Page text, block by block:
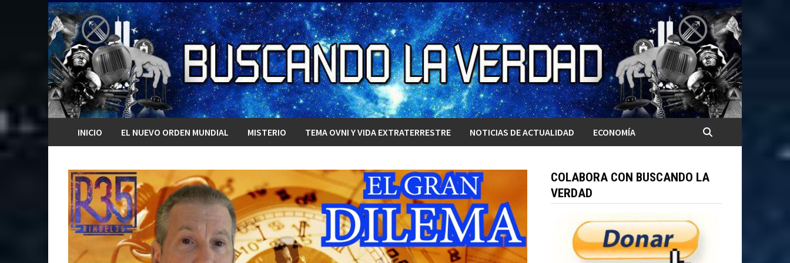
Saltar
al
contenido
INICIO EL NUEVO ORDEN MUNDIAL MISTERIO TEMA OVNI Y VIDA EXTRATERRESTRE NOTICIAS DE ACTUALIDAD ECONOMÍA
COLABORA CON BUSCANDO LA
VERDAD